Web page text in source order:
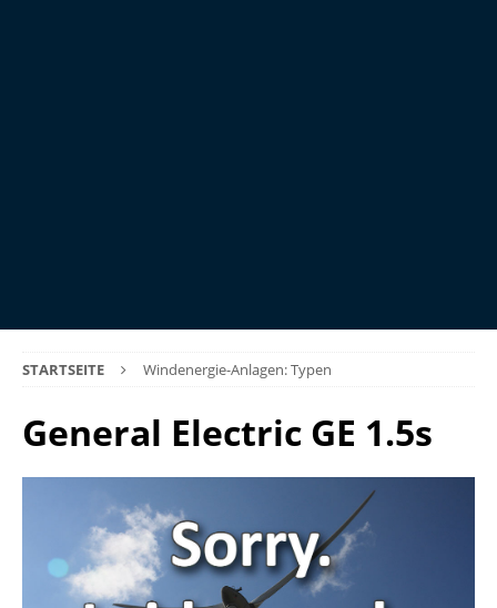
STARTSEITE Windenergie-Anlagen: Typen
General Electric GE 1.5s